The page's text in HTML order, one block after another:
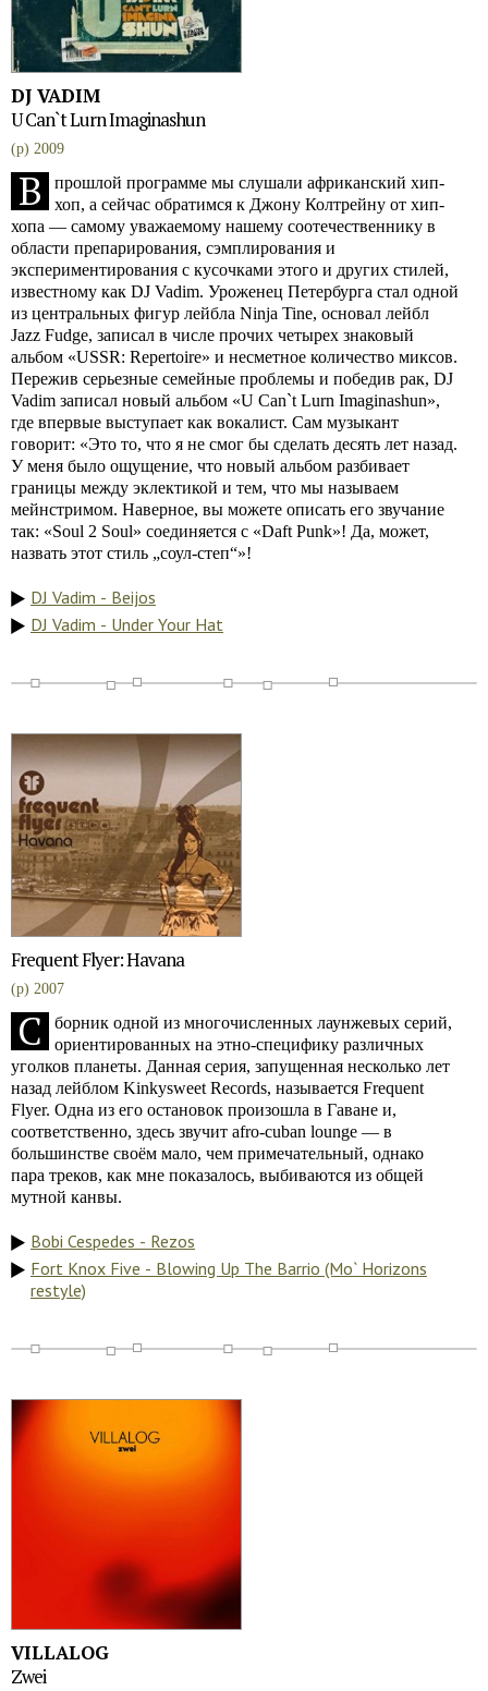
DJ VADIM
U Can`t Lurn Imaginashun
(p) 2009
В
прошлой программе мы слушали африканский хип-
хоп, а сейчас обратимся к Джону Колтрейну от хип-
хопа — самому уважаемому нашему соотечественнику в
области препарирования, сэмплирования и
экспериментирования с кусочками этого и других стилей,
известному как DJ Vadim. Уроженец Петербурга стал одной
из центральных фигур лейбла Ninja Tine, основал лейбл
Jazz Fudge, записал в числе прочих четырех знаковый
альбом «USSR: Repertoire» и несметное количество миксов.
Пережив серьезные семейные проблемы и победив рак, DJ
Vadim записал новый альбом «U Can`t Lurn Imaginashun»,
где впервые выступает как вокалист. Сам музыкант
говорит: «Это то, что я не смог бы сделать десять лет назад.
У меня было ощущение, что новый альбом разбивает
границы между эклектикой и тем, что мы называем
мейнстримом. Наверное, вы можете описать его звучание
так: «Soul 2 Soul» соединяется с «Daft Punk»! Да, может,
назвать этот стиль „соул-степ“»!
DJ Vadim - Beijos
DJ Vadim - Under Your Hat
Frequent Flyer: Havana
(p) 2007
C
борник одной из многочисленных лаунжевых серий,
ориентированных на этно-специфику различных
уголков планеты. Данная серия, запущенная несколько лет
назад лейблом Kinkysweet Records, называется Frequent
Flyer. Одна из его остановок произошла в Гаване и,
соответственно, здесь звучит afro-cuban lounge — в
большинстве своём мало, чем примечательный, однако
пара треков, как мне показалось, выбиваются из общей
мутной канвы.
Bobi Cespedes - Rezos
Fort Knox Five - Blowing Up The Barrio (Mo` Horizons
restyle)
VILLALOG
Zwei